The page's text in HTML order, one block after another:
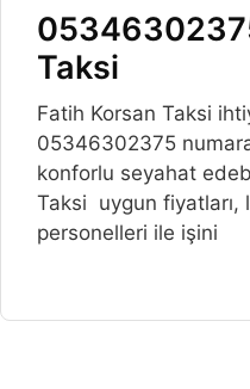
Taksi
Fatih Korsan Taksi
05346302375
konforlu seyahat
Taksi uygun fiyatları,
personelleri ile işini